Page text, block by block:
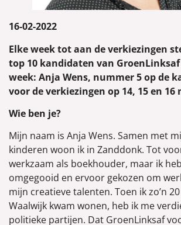
16-02-2022
Elke week tot aan de verkiezingen
top 10 kandidaten van GroenLinksaf
week: Anja Wens, nummer 5 op de
voor de verkiezingen op 14, 15 en 16
Wie ben je?
Mijn naam is Anja Wens. Samen met
kinderen woon ik in Zanddonk. Tot
werkzaam als boekhouder, maar ik
omgegooid en ervoor gekozen om
mijn creatieve talenten. Toen ik zo’n
Waalwijk kwam wonen, heb ik me
politieke partijen. Dat GroenLinksaf